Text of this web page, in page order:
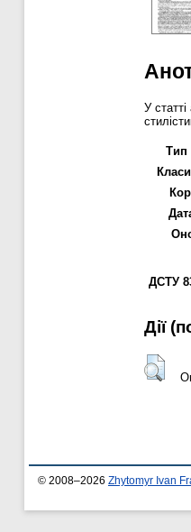
У
Тип
ДСТУ
Дії
© 2008–2026 Zhytomyr Ivan